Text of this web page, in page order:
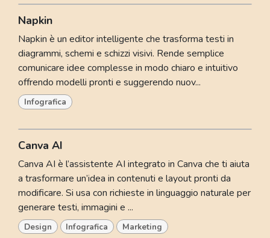
Napkin
Napkin è un editor intelligente che trasforma testi in
diagrammi, schemi e schizzi visivi. Rende semplice
comunicare idee complesse in modo chiaro e intuitivo
offrendo modelli pronti e suggerendo nuov...
Infografica
Canva AI
Canva AI è l’assistente AI integrato in Canva che ti aiuta
a trasformare un’idea in contenuti e layout pronti da
modificare. Si usa con richieste in linguaggio naturale per
generare testi, immagini e ...
Design Infografica Marketing